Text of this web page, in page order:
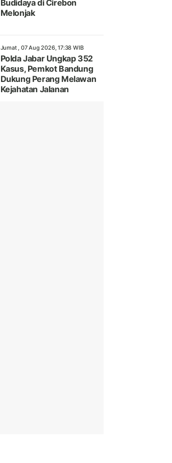
Budidaya di Cirebon
Melonjak
Jumat , 07 Aug 2026, 17:38 WIB
Polda Jabar Ungkap 352
Kasus, Pemkot Bandung
Dukung Perang Melawan
Kejahatan Jalanan